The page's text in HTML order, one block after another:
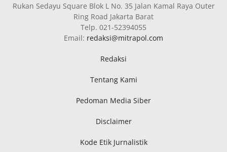
Rukan Sedayu Square Blok L No. 35 Jalan Kamal Raya Outer
Ring Road Jakarta Barat
Telp. 021-52394055
Email: redaksi@mitrapol.com
Redaksi
Tentang Kami
Pedoman Media Siber
Disclaimer
Kode Etik Jurnalistik